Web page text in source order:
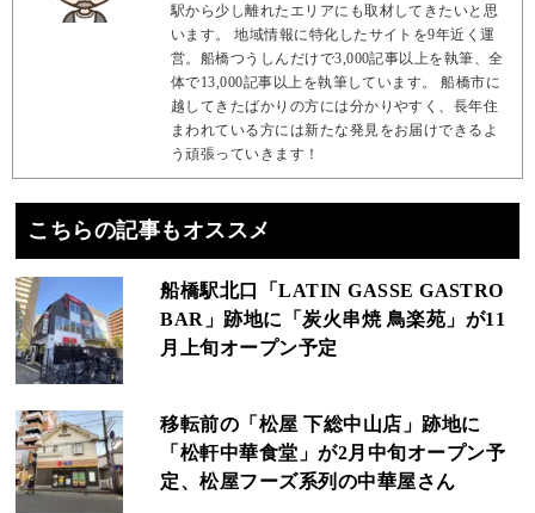
駅から少し離れたエリアにも取材してきたいと思
います。 地域情報に特化したサイトを9年近く運
営。船橋つうしんだけで3,000記事以上を執筆、全
体で13,000記事以上を執筆しています。 船橋市に
越してきたばかりの方には分かりやすく、長年住
まわれている方には新たな発見をお届けできるよ
う頑張っていきます！
こちらの記事もオススメ
船橋駅北口「LATIN GASSE GASTRO
BAR」跡地に「炭火串焼 鳥楽苑」が11
月上旬オープン予定
移転前の「松屋 下総中山店」跡地に
「松軒中華食堂」が2月中旬オープン予
定、松屋フーズ系列の中華屋さん